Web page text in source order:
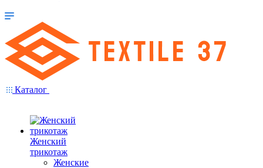
Каталог
Женский
трикотаж
Женские